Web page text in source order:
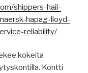
shippers-hail-
hapag-lloyd-
reliability/
kokeita
Kontti